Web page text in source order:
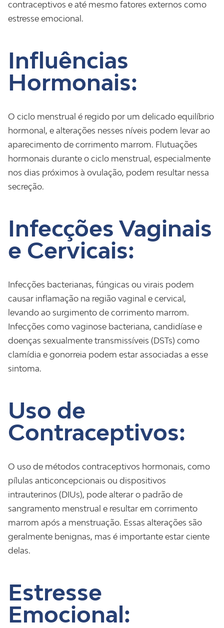
contraceptivos e até mesmo fatores externos como
estresse emocional.
Influências
Hormonais:
O ciclo menstrual é regido por um delicado equilíbrio
hormonal, e alterações nesses níveis podem levar ao
aparecimento de corrimento marrom. Flutuações
hormonais durante o ciclo menstrual, especialmente
nos dias próximos à ovulação, podem resultar nessa
secreção.
Infecções Vaginais
e Cervicais:
Infecções bacterianas, fúngicas ou virais podem
causar inflamação na região vaginal e cervical,
levando ao surgimento de corrimento marrom.
Infecções como vaginose bacteriana, candidíase e
doenças sexualmente transmissíveis (DSTs) como
clamídia e gonorreia podem estar associadas a esse
sintoma.
Uso de
Contraceptivos:
O uso de métodos contraceptivos hormonais, como
pílulas anticoncepcionais ou dispositivos
intrauterinos (DIUs), pode alterar o padrão de
sangramento menstrual e resultar em corrimento
marrom após a menstruação. Essas alterações são
geralmente benignas, mas é importante estar ciente
delas.
Estresse
Emocional: